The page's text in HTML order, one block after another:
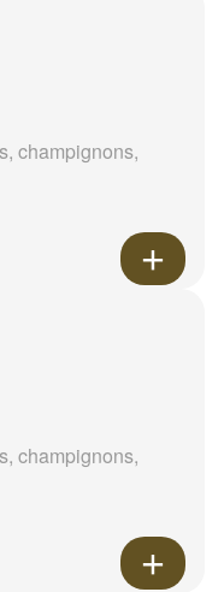
champignons,
champignons,